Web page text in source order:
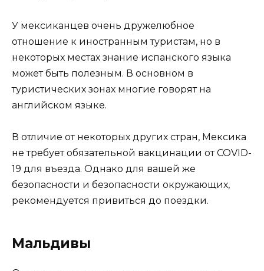
У мексиканцев очень дружелюбное
отношение к иностранным туристам, но в
некоторых местах знание испанского языка
может быть полезным. В основном в
туристических зонах многие говорят на
английском языке.
В отличие от некоторых других стран, Мексика
не требует обязательной вакцинации от COVID-
19 для въезда. Однако для вашей же
безопасности и безопасности окружающих,
рекомендуется привиться до поездки.
Мальдивы